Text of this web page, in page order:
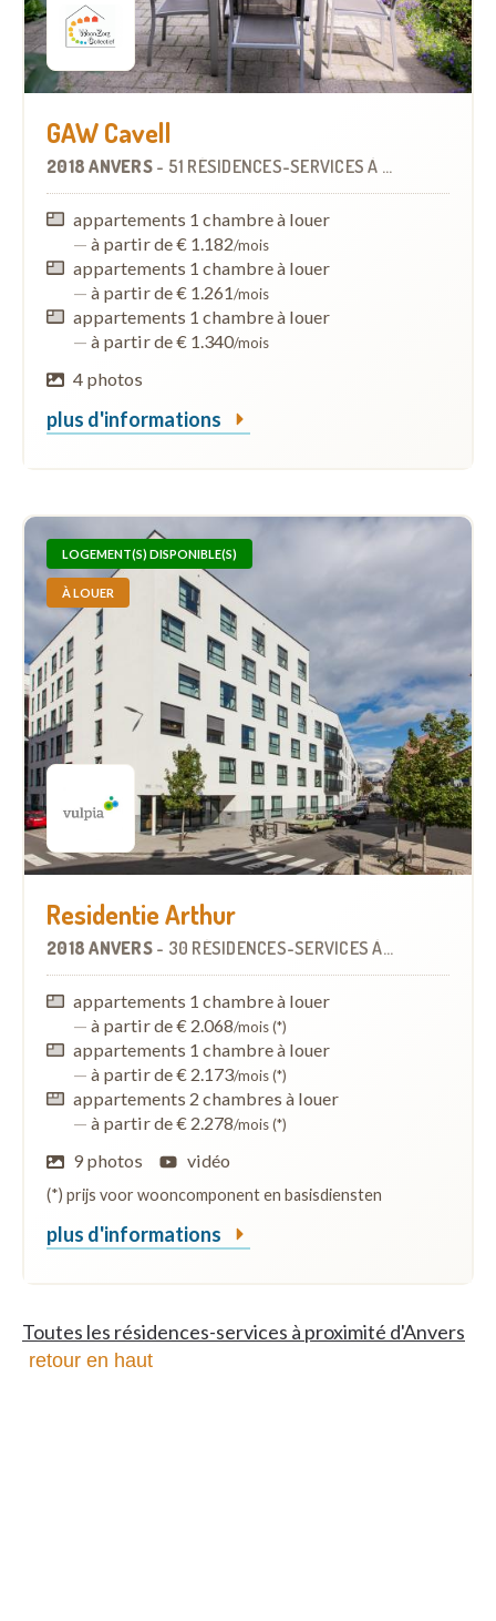
GAW Cavell
2018 ANVERS - 51 RÉSIDENCES-SERVICESÀ 1.4 KM
appartements 1 chambre à louer
— à partir de € 1.182/mois
appartements 1 chambre à louer
— à partir de € 1.261/mois
appartements 1 chambre à louer
— à partir de € 1.340/mois
4 photos
plus d'informations
LOGEMENT(S) DISPONIBLE(S)
À LOUER
Residentie Arthur
2018 ANVERS - 30 RÉSIDENCES-SERVICESÀ1.6 KM
appartements 1 chambre à louer
— à partir de € 2.068/mois (*)
appartements 1 chambre à louer
— à partir de € 2.173/mois (*)
appartements 2 chambres à louer
— à partir de € 2.278/mois (*)
9 photos vidéo
(*) prijs voor wooncomponent en basisdiensten
plus d'informations
Toutes les résidences-services à proximité d'Anvers
retour en haut